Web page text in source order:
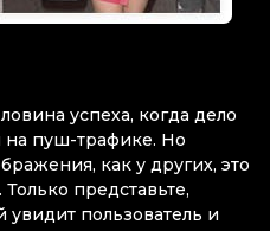
успеха, когда дело
на пуш-трафике. Но
как у других, это
представьте,
пользователь и